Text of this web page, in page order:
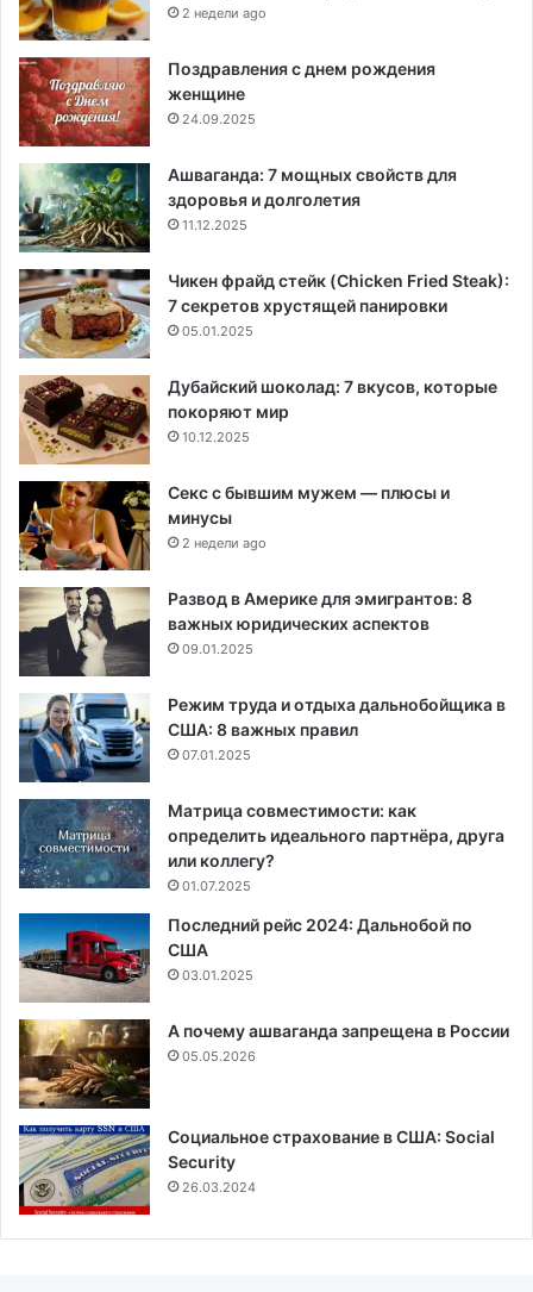
2 недели ago
Поздравления с днем рождения
женщине
24.09.2025
Ашваганда: 7 мощных свойств для
здоровья и долголетия
11.12.2025
Чикен фрайд стейк (Chicken Fried Steak):
7 секретов хрустящей панировки
05.01.2025
Дубайский шоколад: 7 вкусов, которые
покоряют мир
10.12.2025
Секс с бывшим мужем — плюсы и
минусы
2 недели ago
Развод в Америке для эмигрантов: 8
важных юридических аспектов
09.01.2025
Режим труда и отдыха дальнобойщика в
США: 8 важных правил
07.01.2025
Матрица совместимости: как
определить идеального партнёра, друга
или коллегу?
01.07.2025
Последний рейс 2024: Дальнобой по
США
03.01.2025
А почему ашваганда запрещена в России
05.05.2026
Социальное страхование в США: Social
Security
26.03.2024